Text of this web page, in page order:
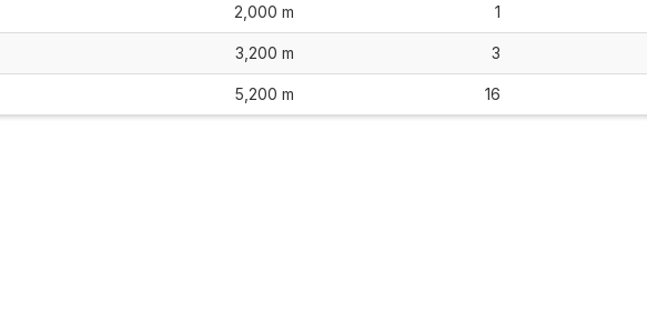
2,000 m 1
3,200 m 3
5,200 m 16